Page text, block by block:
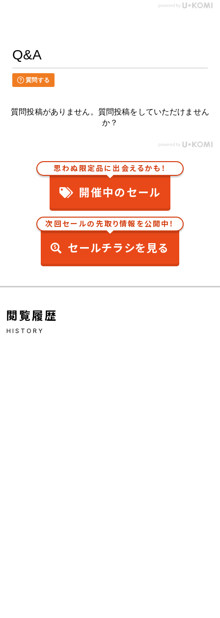
Q&A
質問する
質問投稿がありません。質問投稿をしていただけません
か？
思わぬ限定品に出会えるかも！
開催中のセール
次回セールの先取り情報を公開中！
セールチラシを見る
閲覧履歴
HISTORY